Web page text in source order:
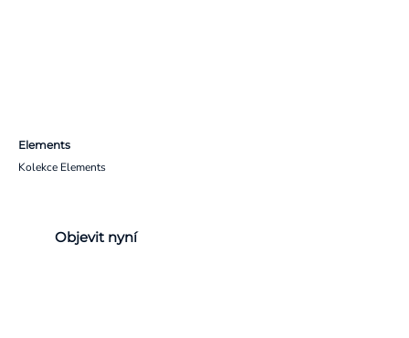
Elements
Kolekce Elements
Objevit nyní